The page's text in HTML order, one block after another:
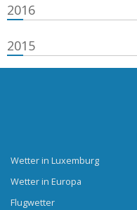
2016
2015
Wetter in Luxemburg
Wetter in Europa
Flugwetter